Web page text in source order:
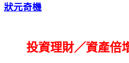
狀元奇機
投資理財／資產倍